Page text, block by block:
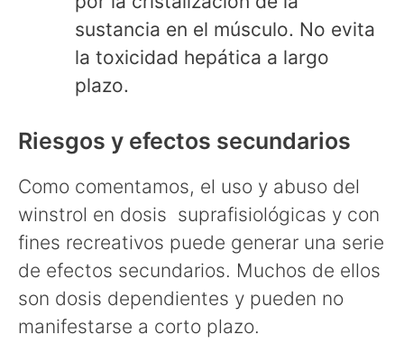
sustancia en el músculo. No evita
la toxicidad hepática a largo
plazo.
Riesgos y efectos secundarios
Como comentamos, el uso y abuso del
winstrol en dosis suprafisiológicas y con
fines recreativos puede generar una serie
de efectos secundarios. Muchos de ellos
son dosis dependientes y pueden no
manifestarse a corto plazo.